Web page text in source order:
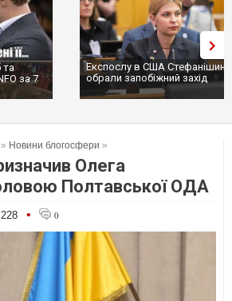
та
за 7
Експослу в США
обрали запобіжний захід
» Новини блогосфери »
Олега
Полтавської ОДА
228 • 0